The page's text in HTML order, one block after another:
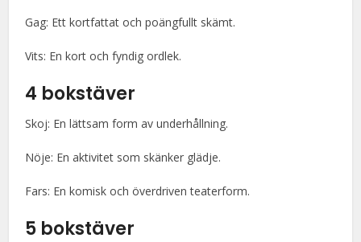
Gag: Ett kortfattat och poängfullt skämt.
Vits: En kort och fyndig ordlek.
4 bokstäver
Skoj: En lättsam form av underhållning.
Nöje: En aktivitet som skänker glädje.
Fars: En komisk och överdriven teaterform.
5 bokstäver